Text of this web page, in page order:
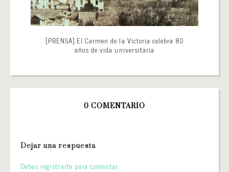
[PRENSA] El Carmen de la Victoria celebra 80
años de vida universitaria
0 COMENTARIO
Dejar una respuesta
Debes registrarte para comentar.